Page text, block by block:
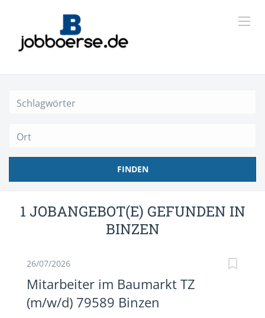
FINDEN
1 JOBANGEBOT(E) GEFUNDEN IN
BINZEN
26/07/2026
Mitarbeiter im Baumarkt TZ
(m/w/d) 79589 Binzen